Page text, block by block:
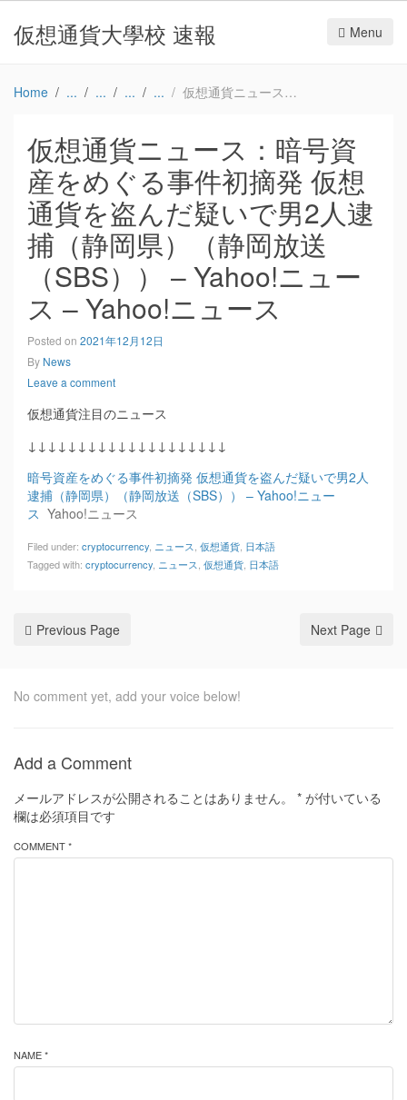
仮想通貨大學校 速報 Menu
Home 仮想通貨ニュース：暗号資産をめぐる事件初摘発 仮想通貨を盗んだ疑いで男2人逮捕（静岡県）（静岡放送（SBS）） – Yahoo!ニュース – Yahoo!ニュース
仮想通貨ニュース：暗号資
産をめぐる事件初摘発 仮想
通貨を盗んだ疑いで男2人逮
捕（静岡県）（静岡放送
（SBS）） – Yahoo!ニュー
ス – Yahoo!ニュース
Posted on 2021年12月12日
By News
Leave a comment
仮想通貨注目のニュース
↓↓↓↓↓↓↓↓↓↓↓↓↓↓↓↓↓↓↓↓
暗号資産をめぐる事件初摘発 仮想通貨を盗んだ疑いで男2人
逮捕（静岡県）（静岡放送（SBS）） – Yahoo!ニュー
ス Yahoo!ニュース
Filed under: cryptocurrency ニュース 仮想通貨 日本語
Tagged with: cryptocurrency ニュース 仮想通貨 日本語
Previous Page Next Page
No comment yet, add your voice below!
Add a Comment
メールアドレスが公開されることはありません。 * が付いている
欄は必須項目です
COMMENT *
NAME *